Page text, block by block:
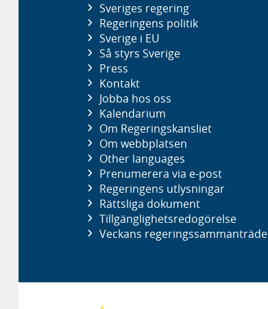
Sveriges regering
Regeringens politik
Sverige i EU
Så styrs Sverige
Press
Kontakt
Jobba hos oss
Kalendarium
Om Regeringskansliet
Om webbplatsen
Other languages
Prenumerera via e-post
Regeringens utlysningar
Rättsliga dokument
Tillgänglighetsredogörelse
Veckans regeringssammanträde